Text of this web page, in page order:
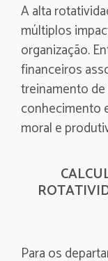
A alta
múltiplos
organização.
financeiros
treinamento
conhecimento
moral e
Para os